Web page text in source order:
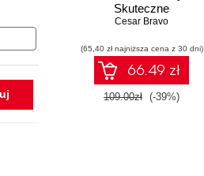
Skuteczne
zabezpieczenia
Linux, IoT i
infrastruktury w
chmurze
Cesar Bravo
(65,40 zł najniższa cena z 30 dni)
66.49 zł
109.00zł (-39%)